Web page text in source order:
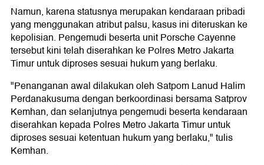
Namun, karena statusnya merupakan kendaraan pribadi
yang menggunakan atribut palsu, kasus ini diteruskan ke
kepolisian. Pengemudi beserta unit Porsche Cayenne
tersebut kini telah diserahkan ke Polres Metro Jakarta
Timur untuk diproses sesuai hukum yang berlaku.
"Penanganan awal dilakukan oleh Satpom Lanud Halim
Perdanakusuma dengan berkoordinasi bersama Satprov
Kemhan, dan selanjutnya pengemudi beserta kendaraan
diserahkan kepada Polres Metro Jakarta Timur untuk
diproses sesuai ketentuan hukum yang berlaku," tulis
Kemhan.